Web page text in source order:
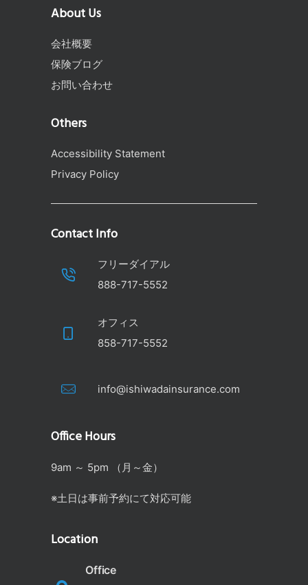
About Us
会社概要
保険ブログ
お問い合わせ
Others
Accessibility Statement
Privacy Policy
Contact Info
フリーダイアル
888-717-5552
オフィス
858-717-5552
info@ishiwadainsurance.com
Office Hours
9am ～ 5pm （月～金）
※土日は事前予約にて対応可能
Location
Office